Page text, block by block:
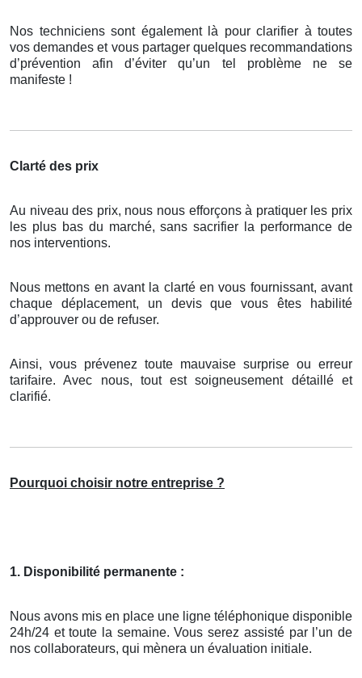
Nos techniciens sont également là pour clarifier à toutes
vos demandes et vous partager quelques recommandations
d’prévention afin d’éviter qu’un tel problème ne se
manifeste !
Clarté des prix
Au niveau des prix, nous nous efforçons à pratiquer les prix
les plus bas du marché, sans sacrifier la performance de
nos interventions.
Nous mettons en avant la clarté en vous fournissant, avant
chaque déplacement, un devis que vous êtes habilité
d’approuver ou de refuser.
Ainsi, vous prévenez toute mauvaise surprise ou erreur
tarifaire. Avec nous, tout est soigneusement détaillé et
clarifié.
Pourquoi choisir notre entreprise ?
1. Disponibilité permanente :
Nous avons mis en place une ligne téléphonique disponible
24h/24 et toute la semaine. Vous serez assisté par l’un de
nos collaborateurs, qui mènera un évaluation initiale.